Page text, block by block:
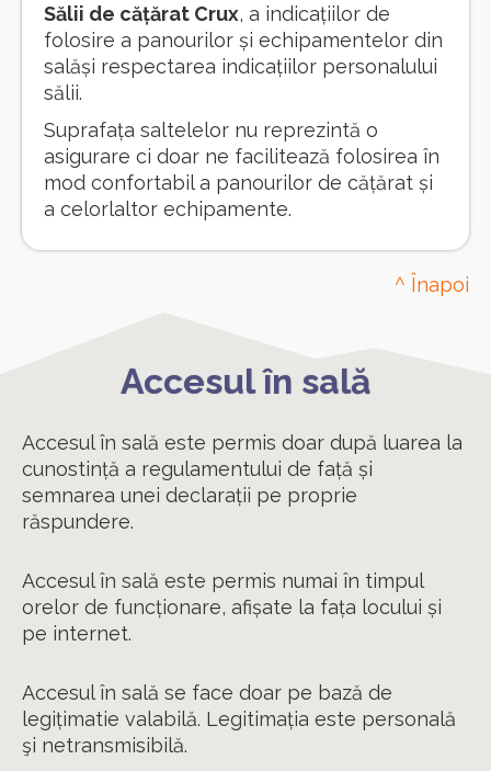
Sălii de cățărat Crux, a indicațiilor de
folosire a panourilor și echipamentelor din
salăși respectarea indicațiilor personalului
sălii.
Suprafața saltelelor nu reprezintă o
asigurare ci doar ne facilitează folosirea în
mod confortabil a panourilor de cățărat și
a celorlaltor echipamente.
^ Înapoi
Accesul în sală
Accesul în sală este permis doar după luarea la
cunostință a regulamentului de față și
semnarea unei declarații pe proprie
răspundere.
Accesul în sală este permis numai în timpul
orelor de funcționare, afișate la fața locului și
pe internet.
Accesul în sală se face doar pe bază de
legițimatie valabilă. Legitimația este personală
şi netransmisibilă.